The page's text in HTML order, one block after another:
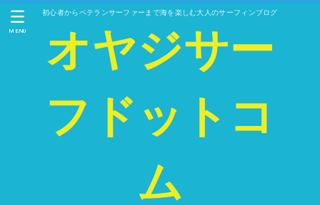
初心者からベテランサーファーまで海を楽しむ大人のサーフィンブログ
オヤジサー
フドットコ
ム
MENU